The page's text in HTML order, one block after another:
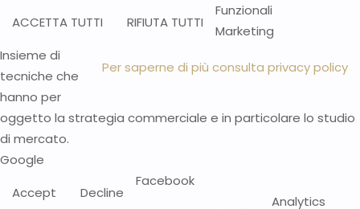
ACCETTA TUTTI
RIFIUTA TUTTI
Per saperne di più consulta privacy policy
Funzionali
Marketing
Insieme di
tecniche che
hanno per
oggetto la strategia commerciale e in particolare lo studio
di mercato.
Google
Accept
Decline
Facebook
Analytics